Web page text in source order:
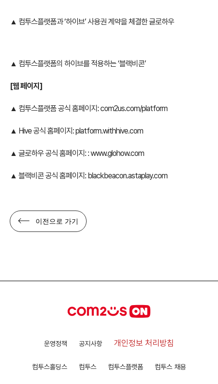
▲ 컴투스플랫폼과 ‘하이브’ 사용권 계약을 체결한 글로하우
▲ 컴투스플랫폼의 하이브를 적용하는 ‘블랙비콘’
[웹 페이지]
▲ 컴투스플랫폼 공식 홈페이지:com2us.com/platform
▲ Hive 공식 홈페이지:platform.withhive.com
▲ 글로하우 공식 홈페이지: :www.glohow.com
▲ 블랙비콘 공식 홈페이지: blackbeacon.astaplay.com
이전으로 가기
운영정책 공지사항 개인정보 처리방침
컴투스홀딩스 컴투스 컴투스플랫폼 컴투스 채용